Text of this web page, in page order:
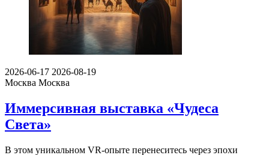
2026-06-17 2026-08-19
Москва Москва
Иммерсивная выставка «Чудеса
Света»
В этом уникальном VR-опыте перенеситесь через эпохи